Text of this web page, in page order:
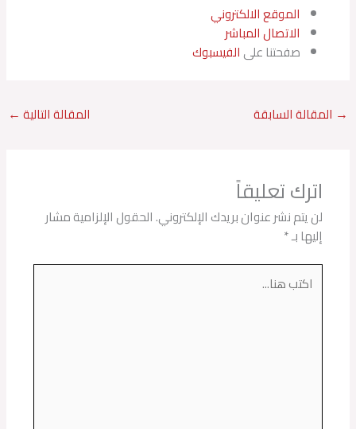
الموقع الالكتروني
الاتصال المباشر
صفحتنا على الفيسبوك
→ المقالة السابقة المقالة التالية ←
اترك تعليقاً
لن يتم نشر عنوان بريدك الإلكتروني.الحقول الإلزامية مشار
إليها بـ*
اكتب
هنا...